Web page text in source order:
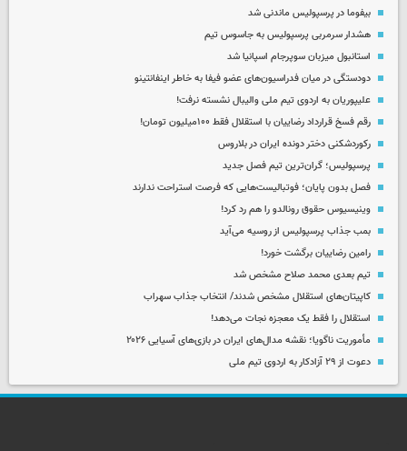
بیفوما در پرسپولیس ماندنی شد
هشدار سرمربی پرسپولیس به جاسوس تیم
استانبول میزبان سوپرجام اسپانیا شد
دودستگی در میان فدراسیون‌های عضو فیفا به خاطر اینفانتینو
علیپوریان به اردوی تیم ملی والیبال نشسته نرفت!
رقم فسخ قرارداد رضاییان با استقلال فقط ۱۰۰میلیون تومان!
رکوردشکنی دختر دونده ایران در بلاروس
پرسپولیس؛ گران‌ترین تیم فصل جدید
فصل بدون پایان؛ فوتبالیست‌هایی که فرصت استراحت ندارند
وینیسیوس حقوق رونالدو را هم رد کرد!
بمب جذاب پرسپولیس از روسیه می‌آید
رامین رضاییان برگشت خورد!
تیم بعدی محمد صلاح مشخص شد
کاپیتان‌های استقلال مشخص شدند/ انتخاب جذاب سهراب
استقلال را فقط یک معجزه نجات می‌دهد!
مأموریت ناگویا؛ نقشه مدال‌های ایران در بازی‌های آسیایی ۲۰۲۶
دعوت از ۲۹ آزادکار به اردوی تیم ملی